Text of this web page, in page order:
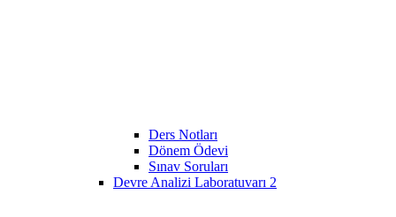
Ders Notları
Dönem Ödevi
Sınav Soruları
Devre Analizi Laboratuvarı 2